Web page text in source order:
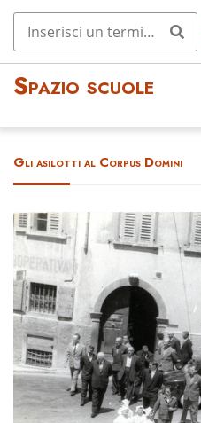
Spazio scuole
Gli asilotti al Corpus Domini